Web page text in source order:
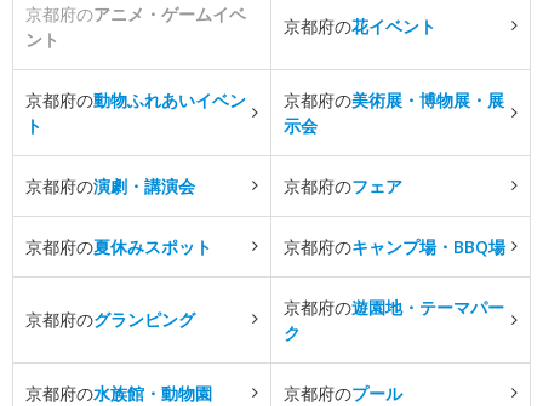
京都府のアニメ・ゲームイベ
ント
京都府の花イベント
京都府の動物ふれあいイベン
ト
京都府の美術展・博物展・展
示会
京都府の演劇・講演会 京都府のフェア
京都府の夏休みスポット 京都府のキャンプ場・BBQ場
京都府のグランピング
京都府の遊園地・テーマパー
ク
京都府の水族館・動物園 京都府のプール